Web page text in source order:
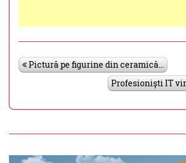
Pictură pe figurine din ceramică...
Profesioniști IT